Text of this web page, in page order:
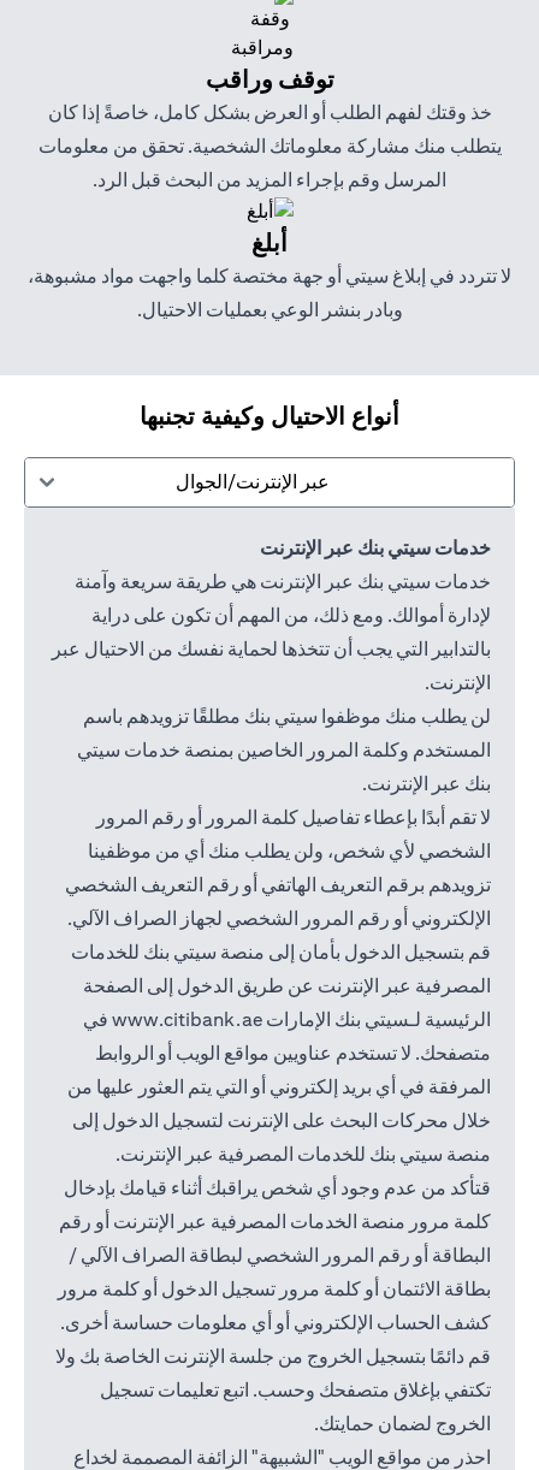
توقف وراقب
خذ وقتك لفهم الطلب أو العرض بشكل كامل، خاصةً إذا كان
يتطلب منك مشاركة معلوماتك الشخصية. تحقق من معلومات
المرسل وقم بإجراء المزيد من البحث قبل الرد.
أبلغ
لا تتردد في إبلاغ سيتي أو جهة مختصة كلما واجهت مواد مشبوهة،
وبادر بنشر الوعي بعمليات الاحتيال.
أنواع الاحتيال وكيفية تجنبها
عبر الإنترنت/الجوال
خدمات سيتي بنك عبر الإنترنت
خدمات سيتي بنك عبر الإنترنت هي طريقة سريعة وآمنة
لإدارة أموالك. ومع ذلك، من المهم أن تكون على دراية
بالتدابير التي يجب أن تتخذها لحماية نفسك من الاحتيال عبر
الإنترنت.
لن يطلب منك موظفوا سيتي بنك مطلقًا تزويدهم باسم
المستخدم وكلمة المرور الخاصين بمنصة خدمات سيتي
بنك عبر الإنترنت.
لا تقم أبدًا بإعطاء تفاصيل كلمة المرور أو رقم المرور
الشخصي لأي شخص، ولن يطلب منك أي من موظفينا
تزويدهم برقم التعريف الهاتفي أو رقم التعريف الشخصي
الإلكتروني أو رقم المرور الشخصي لجهاز الصراف الآلي.
قم بتسجيل الدخول بأمان إلى منصة سيتي بنك للخدمات
المصرفية عبر الإنترنت عن طريق الدخول إلى الصفحة
الرئيسية لـسيتي بنك الإمارات www.citibank.ae
in a new tab
في
متصفحك. لا تستخدم عناويين مواقع الويب أو الروابط
المرفقة في أي بريد إلكتروني أو التي يتم العثور عليها من
خلال محركات البحث على الإنترنت لتسجيل الدخول إلى
منصة سيتي بنك للخدمات المصرفية عبر الإنترنت.
قتأكد من عدم وجود أي شخص يراقبك أثناء قيامك بإدخال
كلمة مرور منصة الخدمات المصرفية عبر الإنترنت أو رقم
البطاقة أو رقم المرور الشخصي لبطاقة الصراف الآلي /
بطاقة الائتمان أو كلمة مرور تسجيل الدخول أو كلمة مرور
كشف الحساب الإلكتروني أو أي معلومات حساسة أخرى.
قم دائمًا بتسجيل الخروج من جلسة الإنترنت الخاصة بك ولا
تكتفي بإغلاق متصفحك وحسب. اتبع تعليمات تسجيل
الخروج لضمان حمايتك.
احذر من مواقع الويب "الشبيهة" الزائفة المصممة لخداع